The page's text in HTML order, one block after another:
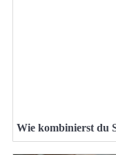
Wie kombinierst du